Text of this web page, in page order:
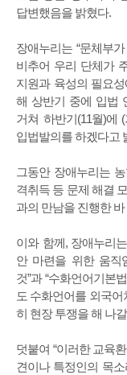
답변했음을 밝혔다.
장애누리는 “문체부
비추어 우리 단체가
지원과 육성의 필요
해 상반기 중에 입법
거쳐 하반기(11월)에
입법발의를 하겠다고
그동안 장애누리는
격취득 등 문제 해결
과의 만남을 진행한 바
이와 함께, 장애누리
안 마련을 위한 움직
것”과 “수화언어기본
도 수화언어를 외국
히 현장 투쟁을 해 나
덧붙여 “이러한 교육
견이나 특정인의 목